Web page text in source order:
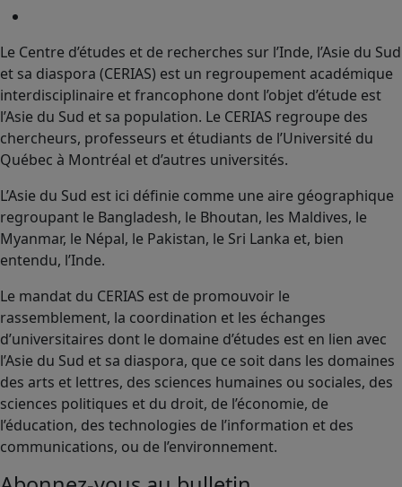
Le Centre d’études et de recherches sur l’Inde, l’Asie du Sud
et sa diaspora (CERIAS) est un regroupement académique
interdisciplinaire et francophone dont l’objet d’étude est
l’Asie du Sud et sa population. Le CERIAS regroupe des
chercheurs, professeurs et étudiants de l’Université du
Québec à Montréal et d’autres universités.
L’Asie du Sud est ici définie comme une aire géographique
regroupant le Bangladesh, le Bhoutan, les Maldives, le
Myanmar, le Népal, le Pakistan, le Sri Lanka et, bien
entendu, l’Inde.
Le mandat du CERIAS est de promouvoir le
rassemblement, la coordination et les échanges
d’universitaires dont le domaine d’études est en lien avec
l’Asie du Sud et sa diaspora, que ce soit dans les domaines
des arts et lettres, des sciences humaines ou sociales, des
sciences politiques et du droit, de l’économie, de
l’éducation, des technologies de l’information et des
communications, ou de l’environnement.